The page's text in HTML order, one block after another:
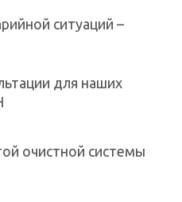
ситуаций –
для наших
очистной системы